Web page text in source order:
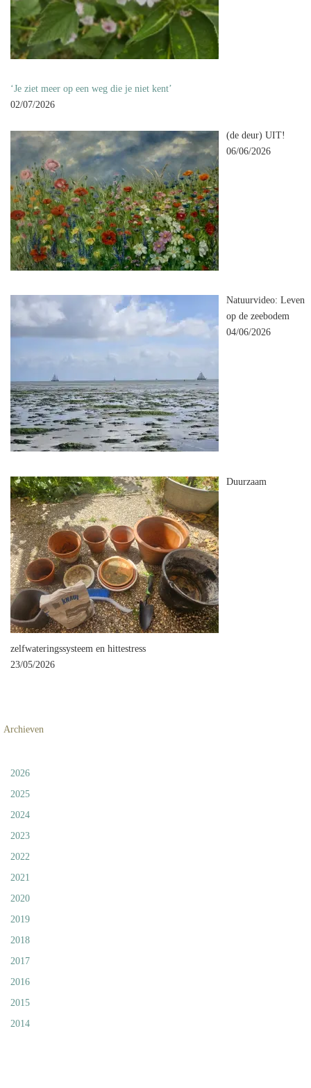
‘Je ziet meer op een weg die je niet kent’
02/07/2026
(de deur) UIT!
06/06/2026
Natuurvideo: Leven
op de zeebodem
04/06/2026
Duurzaam
zelfwateringssysteem en hittestress
23/05/2026
Archieven
2026
2025
2024
2023
2022
2021
2020
2019
2018
2017
2016
2015
2014